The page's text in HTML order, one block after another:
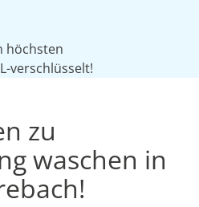
höchsten
verschlüsselt!
zu
waschen in